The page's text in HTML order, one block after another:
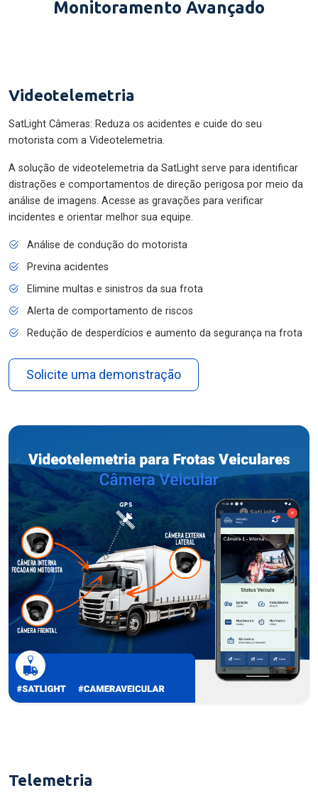
Monitoramento Avançado
Videotelemetria
SatLight Câmeras: Reduza os acidentes e cuide do seu
motorista com a Videotelemetria.
A solução de videotelemetria da SatLight serve para identificar
distrações e comportamentos de direção perigosa por meio da
análise de imagens. Acesse as gravações para verificar
incidentes e orientar melhor sua equipe.
Análise de condução do motorista
Previna acidentes
Elimine multas e sinistros da sua frota
Alerta de comportamento de riscos
Redução de desperdícios e aumento da segurança na frota
Solicite uma demonstração
Telemetria